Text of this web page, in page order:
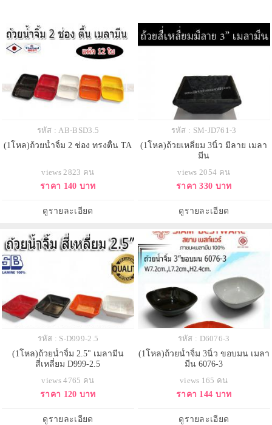
รหัส : AB-BSD3.5
(1โหล)ถ้วยน้ำจิ้ม 2 ช่อง ทรงตื้น TA
views 2823 คน
ราคา 140 บาท
ดูรายละเอียด
รหัส : SM-JD761-3
(1โหล)ถ้วยเหลี่ยม 3นิ้ว มีลาย เมลา
มีน
views 2054 คน
ราคา 330 บาท
ดูรายละเอียด
รหัส : S-D999-2.5
(1โหล)ถ้วยน้ำจิ้ม 2.5" เมลามีน
สี่เหลี่ยม D999-2.5
views 4765 คน
ราคา 120 บาท
ดูรายละเอียด
รหัส : D6076-3
(1โหล)ถ้วยน้ำจิ้ม 3นิ้ว ขอบมน เมลา
มีน 6076-3
views 165 คน
ราคา 144 บาท
ดูรายละเอียด